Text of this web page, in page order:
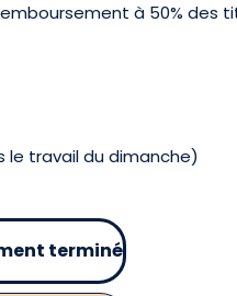
à 50% des
le travail du dimanche)
terminé